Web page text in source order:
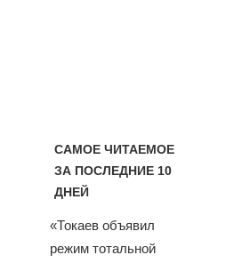
САМОЕ ЧИТАЕМОЕ
ЗА ПОСЛЕДНИЕ 10
ДНЕЙ
«Токаев объявил
режим тотальной